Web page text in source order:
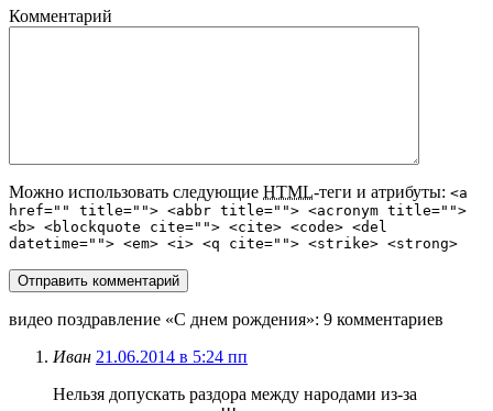
Комментарий
Можно использовать следующие HTML-теги и атрибуты: <a
href="" title=""> <abbr title=""> <acronym title="">
<b> <blockquote cite=""> <cite> <code> <del
datetime=""> <em> <i> <q cite=""> <strike> <strong>
видео поздравление «С днем рождения»: 9 комментариев
Иван 21.06.2014 в 5:24 пп
Нельзя допускать раздора между народами из-за